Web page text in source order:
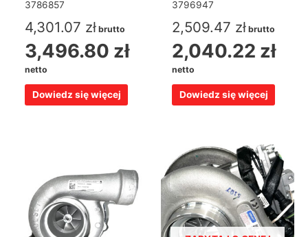
3786857
4,301.07 zł brutto
3,496.80 zł
netto
Dowiedz się więcej
3796947
2,509.47 zł brutto
2,040.22 zł
netto
Dowiedz się więcej